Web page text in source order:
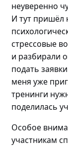
неуверенно
И тут
стрессовые
и разбирали
подать
меня уже
тренинги
поделилась
Особое
участникам